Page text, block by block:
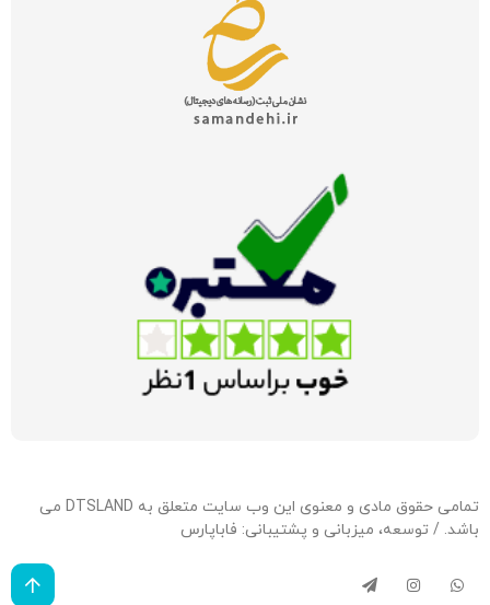
تمامی حقوق مادی و معنوی این وب سایت متعلق به DTSLAND می
باشد. / توسعه، میزبانی و پشتیبانی: فاباپارس